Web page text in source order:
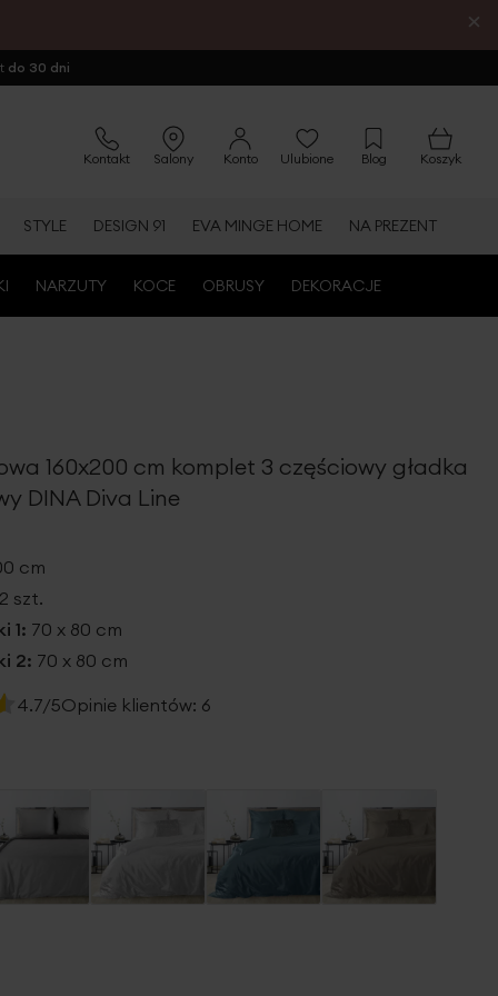
×
do 30 dni
Kontakt Salony Konto Ulubione Blog Koszyk
STYLE DESIGN 91 EVA MINGE HOME NA PREZENT
NARZUTY KOCE OBRUSY DEKORACJE
160x200 cm komplet 3 częściowy gładka
DINA Diva Line
cm
2 szt.
1: 70 x 80 cm
2: 70 x 80 cm
4.7/5Opinie klientów: 6